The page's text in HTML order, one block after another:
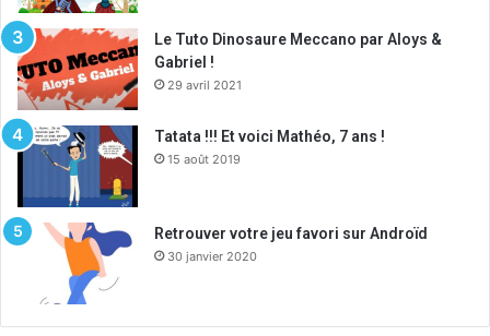
Le Tuto Dinosaure Meccano par Aloys &
Gabriel !
29 avril 2021
Tatata !!! Et voici Mathéo, 7 ans !
15 août 2019
Retrouver votre jeu favori sur Androïd
30 janvier 2020